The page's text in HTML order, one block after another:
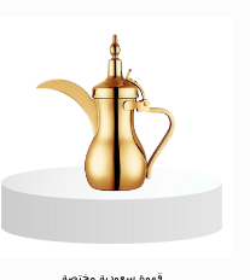
قهوة سعودية مختصة